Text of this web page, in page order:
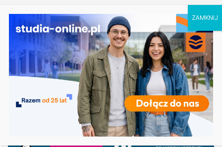
Ostatnie
wpisy:
Biologia w Rzeszowie
Filologia słowiańska w Krakowie
Studia historyczne w Łodzi
Analityka biznesowa i Data Science – Collegium
Da Vinci w Poznaniu
Chemia w Opolu